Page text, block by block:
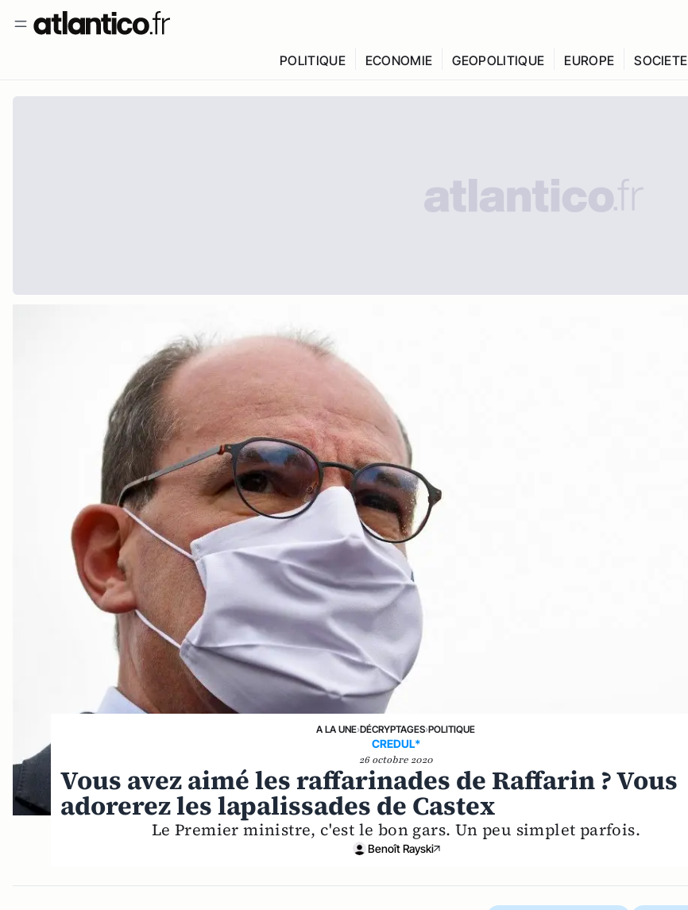
POLITIQUE ECONOMIE GEOPOLITIQUE EUROPE SOCIETE
A LA UNE›DÉCRYPTAGES›POLITIQUE
CREDUL*
26 octobre 2020
Vous avez aimé les raffarinades de Raffarin ? Vous
adorerez les lapalissades de Castex
Le Premier ministre, c'est le bon gars. Un peu simplet parfois.
Benoît Rayski